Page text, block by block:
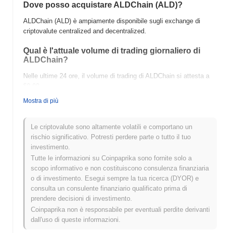
Dove posso acquistare ALDChain (ALD)?
ALDChain (ALD) è ampiamente disponibile sugli exchange di
criptovalute centralized and decentralized.
Qual è l'attuale volume di trading giornaliero di
ALDChain?
Nelle ultime 24 ore, il volume di trading di ALDChain si attesta a
Qual è lo storico della fascia di prezzo di
Massimo Storico (ATH):$0.490351
Minimo Storico (ATL): $0.00
ALDChain è attualmente scambiato~100.00%al di sotto del suo
ATH .
Come si sta comportando ALDChain rispetto al
mercato crypto più ampio?
Negli ultimi 7 giorni, ALDChain ha guadagnato
mercato crypto complessivo che ha registrato un calo del
Mostra di più
Le criptovalute sono altamente volatili e comportano un
rischio significativo. Potresti perdere parte o tutto il tuo
investimento.
Tutte le informazioni su Coinpaprika sono fornite solo a
scopo informativo e non costituiscono consulenza finanziaria
o di investimento. Esegui sempre la tua ricerca (DYOR) e
consulta un consulente finanziario qualificato prima di
prendere decisioni di investimento.
Coinpaprika non è responsabile per eventuali perdite derivanti
dall'uso di queste informazioni.